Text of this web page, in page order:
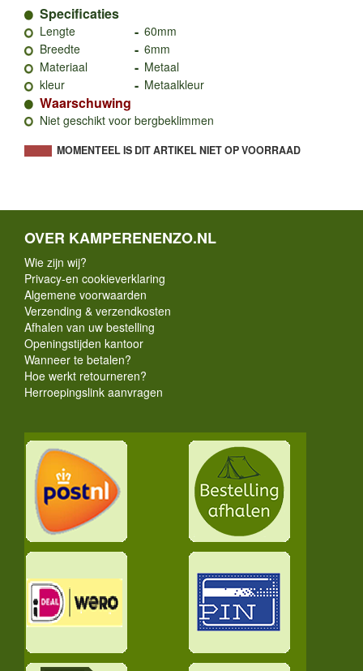
Specificaties
Lengte - 60mm
Breedte
- 6mm
Materiaal
- Metaal
kleur
- Metaalkleur
Waarschuwing
Niet geschikt voor bergbeklimmen
MOMENTEEL IS DIT ARTIKEL NIET OP VOORRAAD
OVER KAMPERENENZO.NL
Wie zijn wij?
Privacy-en cookieverklaring
Algemene voorwaarden
Verzending & verzendkosten
Afhalen van uw bestelling
Openingstijden kantoor
Wanneer te betalen?
Hoe werkt retourneren?
Herroepingslink aanvragen